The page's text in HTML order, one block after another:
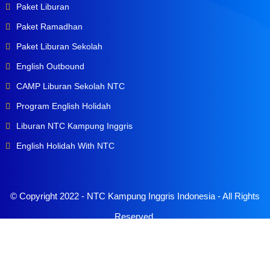
Paket Liburan
Paket Ramadhan
Paket Liburan Sekolah
English Outbound
CAMP Liburan Sekolah NTC
Program English Holidah
Liburan NTC Kampung Inggris
English Holidah With NTC
© Copyright 2022 - NTC Kampung Inggris Indonesia - All Rights
Reserved.